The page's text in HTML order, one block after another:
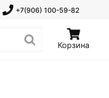
+7(906) 100-59-82
Корзина